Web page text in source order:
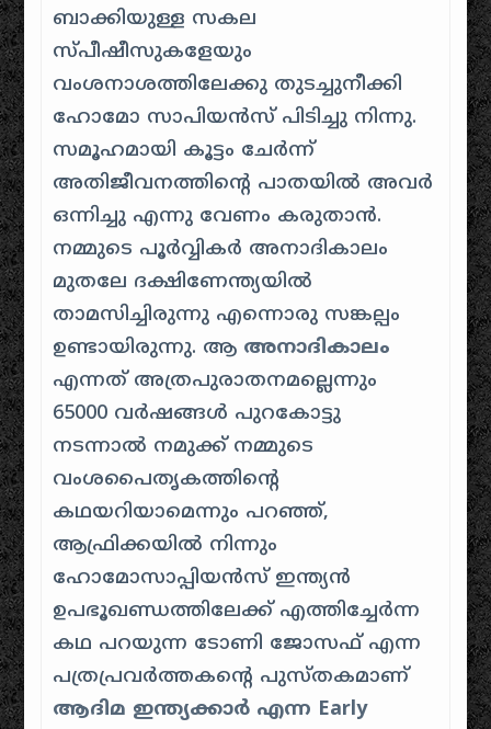
ബാക്കിയുള്ള സകല
സ്പീഷീസുകളേയും
വംശനാശത്തിലേക്കു തുടച്ചുനീക്കി
ഹോമോ സാപിയൻസ് പിടിച്ചു നിന്നു.
സമൂഹമായി കൂട്ടം ചേർന്ന്
അതിജീവനത്തിന്റെ പാതയിൽ അവർ
ഒന്നിച്ചു എന്നു വേണം കരുതാൻ.
നമ്മുടെ പൂർവ്വികർ അനാദികാലം
മുതലേ ദക്ഷിണേന്ത്യയിൽ
താമസിച്ചിരുന്നു എന്നൊരു സങ്കല്പം
ഉണ്ടായിരുന്നു. ആ അനാദികാലം
എന്നത് അത്രപുരാതനമല്ലെന്നും
65000 വർഷങ്ങൾ പുറകോട്ടു
നടന്നാൽ നമുക്ക് നമ്മുടെ
വംശപൈതൃകത്തിന്റെ
കഥയറിയാമെന്നും പറഞ്ഞ്,
ആഫ്രിക്കയിൽ നിന്നും
ഹോമോസാപ്പിയൻസ് ഇന്ത്യൻ
ഉപഭൂഖണ്ഡത്തിലേക്ക് എത്തിച്ചേർന്ന
കഥ പറയുന്ന ടോണി ജോസഫ് എന്ന
പത്രപ്രവർത്തകന്റെ പുസ്തകമാണ്
ആദിമ ഇന്ത്യക്കാർ എന്ന Early